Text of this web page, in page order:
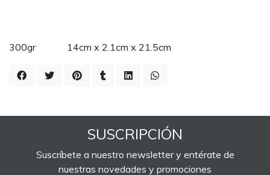
300gr 14cm x 2.1cm x 21.5cm
SUSCRIPCIÓN
Suscríbete a nuestro newsletter y entérate de
nuestras novedades y promociones